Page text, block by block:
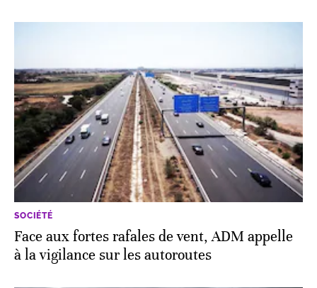
SOCIÉTÉ
Face aux fortes rafales de vent, ADM appelle
à la vigilance sur les autoroutes